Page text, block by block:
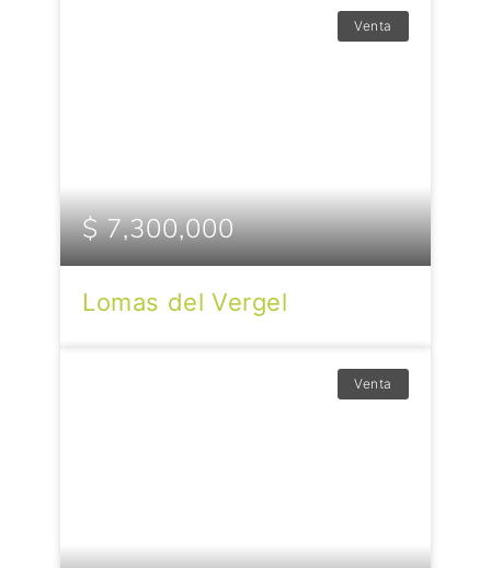
Venta
$ 7,300,000
Lomas del Vergel
Venta